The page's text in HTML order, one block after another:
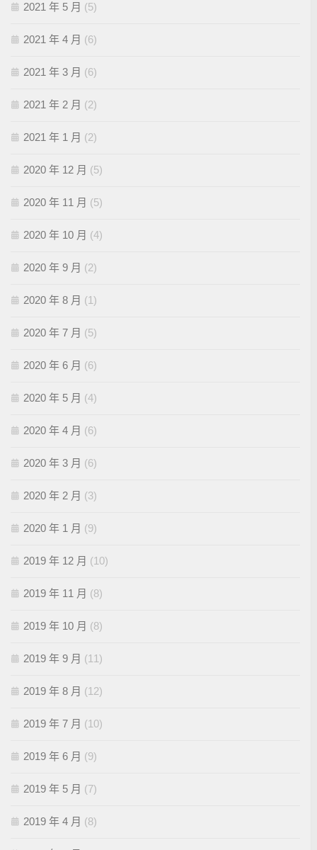
2021 年 5 月 (5)
2021 年 4 月 (6)
2021 年 3 月 (6)
2021 年 2 月 (2)
2021 年 1 月 (2)
2020 年 12 月 (5)
2020 年 11 月 (5)
2020 年 10 月 (4)
2020 年 9 月 (2)
2020 年 8 月 (1)
2020 年 7 月 (5)
2020 年 6 月 (6)
2020 年 5 月 (4)
2020 年 4 月 (6)
2020 年 3 月 (6)
2020 年 2 月 (3)
2020 年 1 月 (9)
2019 年 12 月 (10)
2019 年 11 月 (8)
2019 年 10 月 (8)
2019 年 9 月 (11)
2019 年 8 月 (12)
2019 年 7 月 (10)
2019 年 6 月 (9)
2019 年 5 月 (7)
2019 年 4 月 (8)